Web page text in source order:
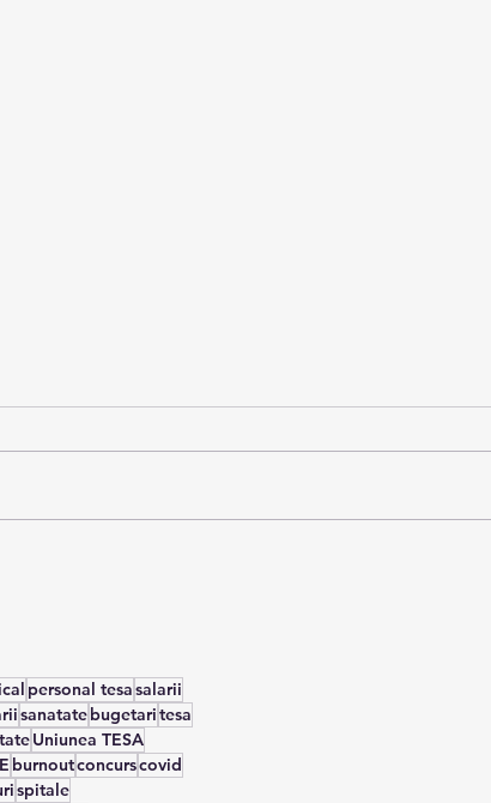
personal tesasalarii
sanatate bugetaritesa
Uniunea TESA
burnoutconcurscovid
spitale